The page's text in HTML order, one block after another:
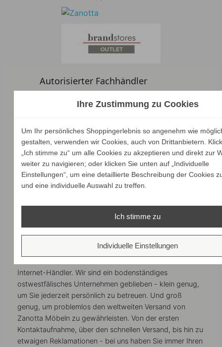
Autorisierter Fachhändler
Kostenloser europaweiter Lieferservice!
Persönliche Beratung mit mehr als 15 Jahren
Erfahrung im Onlinehandel!
Zahlen und sparen
Viele Zahlungsarten und Sparpreise auf alle
brandstores - Zanotta Designermöbel
aus Italien
Internet-Händler. Wir sind ein bodenständiges
ostwestfälisches Unternehmen geblieben - klein genug,
um Sie jederzeit persönlich zu betreuen. Und groß
genug, um problemlos den weltweiten Versand von
Zanotta Möbeln zu gewährleisten. Von der ersten
Kontaktaufnahme, über den schnellen Versand, bis hin zu
etwaigen Reklamationen - bei uns haben Sie immer Ihren
Ihre Zustimmung zu Cookies
Um Ihr persönliches Shoppingerlebnis so angenehm wie
gestalten, verwenden wir Cookies, auch von Drittanbietern.
„Ich stimme zu“ um alle Cookies zu akzeptieren und direkt zur
weiter zu navigieren; oder klicken Sie unten auf „Individuelle
Einstellungen“, um eine detaillierte Beschreibung der Cookies
und eine individuelle Auswahl zu treffen.
Ich stimme zu
Individuelle Einstellungen